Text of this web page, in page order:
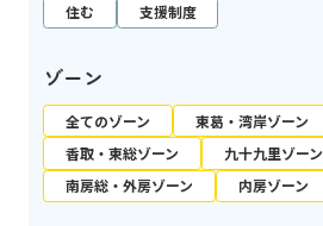
住む
支援制度
ゾーン
全てのゾーン 東葛・湾岸ゾーン
香取・東総ゾーン
九十九里ゾーン
南房総・外房ゾーン
内房ゾーン